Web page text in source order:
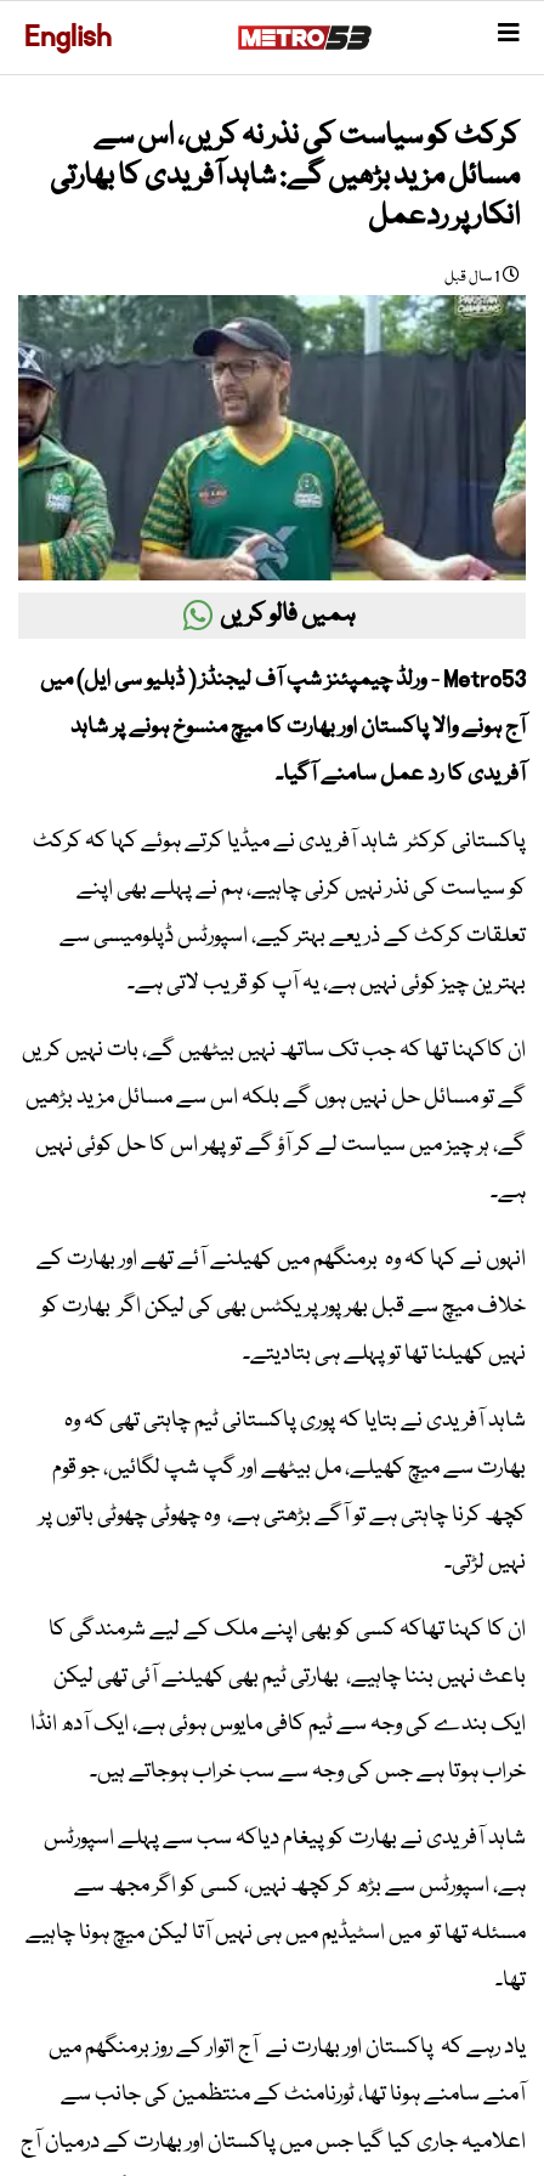
English
کرکٹ کو سیاست کی نذر نہ کریں، اس سے
مسائل مزید بڑھیں گے: شاہد آفریدی کا بھارتی
انکار پر ردعمل
1 سال قبل
ہمیں فالو کریں
Metro53 - ورلڈ چیمپئنز شپ آف لیجنڈز ( ڈبلیو سی ایل) میں
آج ہونے والا پاکستان اور بھارت کا میچ منسوخ ہونے پر شاہد
آفریدی کا رد عمل سامنے آگیا۔
پاکستانی کرکٹر شاہد آفریدی نے میڈیا کرتے ہوئے کہا کہ کرکٹ
کو سیاست کی نذر نہیں کرنی چاہیے، ہم نے پہلے بھی اپنے
تعلقات کرکٹ کے ذریعے بہتر کیے، اسپورٹس ڈپلومیسی سے
بہترین چیز کوئی نہیں ہے، یہ آپ کو قریب لاتی ہے۔
ان کاکہنا تھا کہ جب تک ساتھ نہیں بیٹھیں گے، بات نہیں کریں
گے تو مسائل حل نہیں ہوں گے بلکہ اس سے مسائل مزید بڑھیں
گے، ہر چیز میں سیاست لے کر آؤ گے تو پھر اس کا حل کوئی نہیں
ہے۔
انہوں نے کہا کہ وہ برمنگھم میں کھیلنے آئے تھے اور بھارت کے
خلاف میچ سے قبل بھر پور پریکٹس بھی کی لیکن اگر بھارت کو
نہیں کھیلنا تھا تو پہلے ہی بتادیتے۔
شاہد آفریدی نے بتایا کہ پوری پاکستانی ٹیم چاہتی تھی کہ وہ
بھارت سے میچ کھیلے، مل بیٹھے اور گپ شپ لگائیں، جو قوم
کچھ کرنا چاہتی ہے تو آگے بڑھتی ہے، وہ چھوٹی چھوٹی باتوں پر
نہیں لڑتی۔
ان کا کہنا تھاکہ کسی کو بھی اپنے ملک کے لیے شرمندگی کا
باعث نہیں بننا چاہیے، بھارتی ٹیم بھی کھیلنے آئی تھی لیکن
ایک بندے کی وجہ سے ٹیم کافی مایوس ہوئی ہے، ایک آدھ انڈا
خراب ہوتا ہے جس کی وجہ سے سب خراب ہوجاتے ہیں۔
شاہد آفریدی نے بھارت کو پیغام دیاکہ سب سے پہلے اسپورٹس
ہے، اسپورٹس سے بڑھ کر کچھ نہیں، کسی کو اگر مجھ سے
مسئلہ تھا تو میں اسٹیڈیم میں ہی نہیں آتا لیکن میچ ہونا چاہیے
تھا۔
یاد رہے کہ پاکستان اور بھارت نے آج اتوار کے روز برمنگھم میں
آمنے سامنے ہونا تھا، ٹورنامنٹ کے منتظمین کی جانب سے
اعلامیہ جاری کیا گیا جس میں پاکستان اور بھارت کے درمیان آج